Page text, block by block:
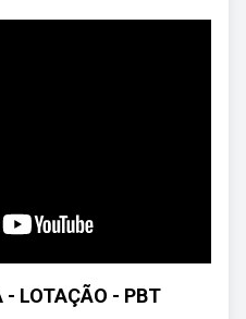
LOTAÇÃO - PBT